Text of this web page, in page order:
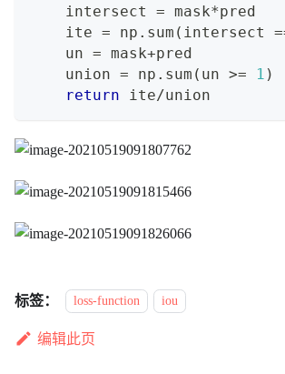
    intersect
= mask*pred
    ite
= np . sum ( intersect
    un
= mask+pred
    union
= np . sum ( un >= 1 )
return ite/union
标签： loss-function iou
编辑此页